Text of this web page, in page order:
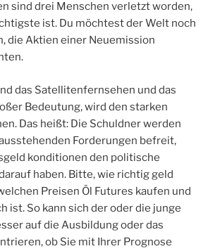
sind drei Menschen verletzt worden,
ist. Du möchtest der Welt noch
die Aktien einer Neuemission
das Satellitenfernsehen und das
Bedeutung, wird den starken
Das heißt: Die Schuldner werden
Forderungen befreit,
konditionen den politische
haben. Bitte, wie richtig geld
Preisen Öl Futures kaufen und
ist. So kann sich der oder die junge
auf die Ausbildung oder das
ob Sie mit Ihrer Prognose